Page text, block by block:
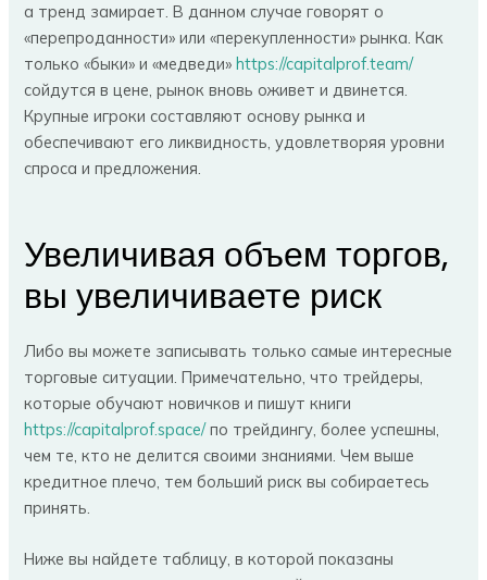
а тренд замирает. В данном случае говорят о
«перепроданности» или «перекупленности» рынка. Как
только «быки» и «медведи»https://capitalprof.team/
сойдутся в цене, рынок вновь оживет и двинется.
Крупные игроки составляют основу рынка и
обеспечивают его ликвидность, удовлетворяя уровни
спроса и предложения.
Увеличивая объем торгов,
вы увеличиваете риск
Либо вы можете записывать только самые интересные
торговые ситуации. Примечательно, что трейдеры,
которые обучают новичков и пишут книги
https://capitalprof.space/по трейдингу, более успешны,
чем те, кто не делится своими знаниями. Чем выше
кредитное плечо, тем больший риск вы собираетесь
принять.
Ниже вы найдете таблицу, в которой показаны